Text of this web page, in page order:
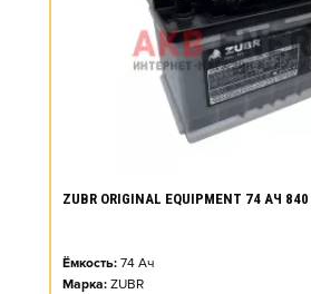
ZUBR ORIGINAL EQUIPMENT 74 АЧ
Ёмкость: 74 Ач
Марка: ZUBR